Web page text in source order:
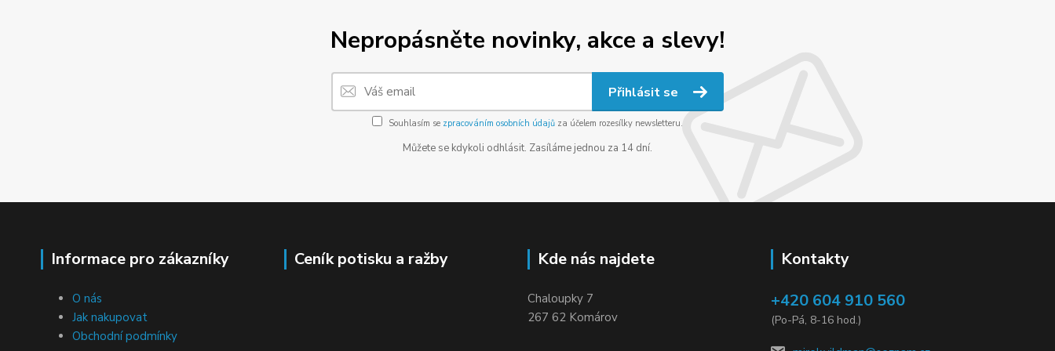
Nepropásněte novinky, akce a slevy!
Přihlásit se
Souhlasím se zpracováním osobních údajů za účelem rozesílky newsletteru.
Můžete se kdykoli odhlásit. Zasíláme jednou za 14 dní.
Informace pro zákazníky
O nás
Jak nakupovat
Obchodní podmínky
Ceník potisku a ražby Kde nás najdete
Chaloupky 7
267 62 Komárov
Kontakty
+420 604 910 560
(Po-Pá, 8-16 hod.)